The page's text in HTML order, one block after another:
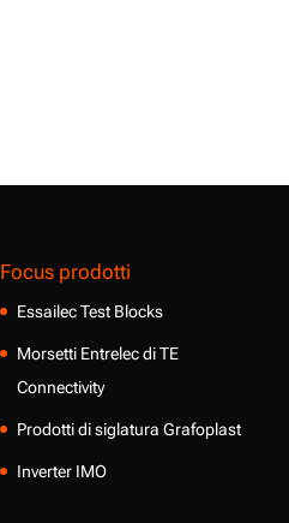
Focus prodotti
Essailec Test Blocks
Morsetti Entrelec di TE
Connectivity
Prodotti di siglatura Grafoplast
Inverter IMO